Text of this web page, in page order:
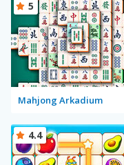
Mahjong Arkadium
5
4.4